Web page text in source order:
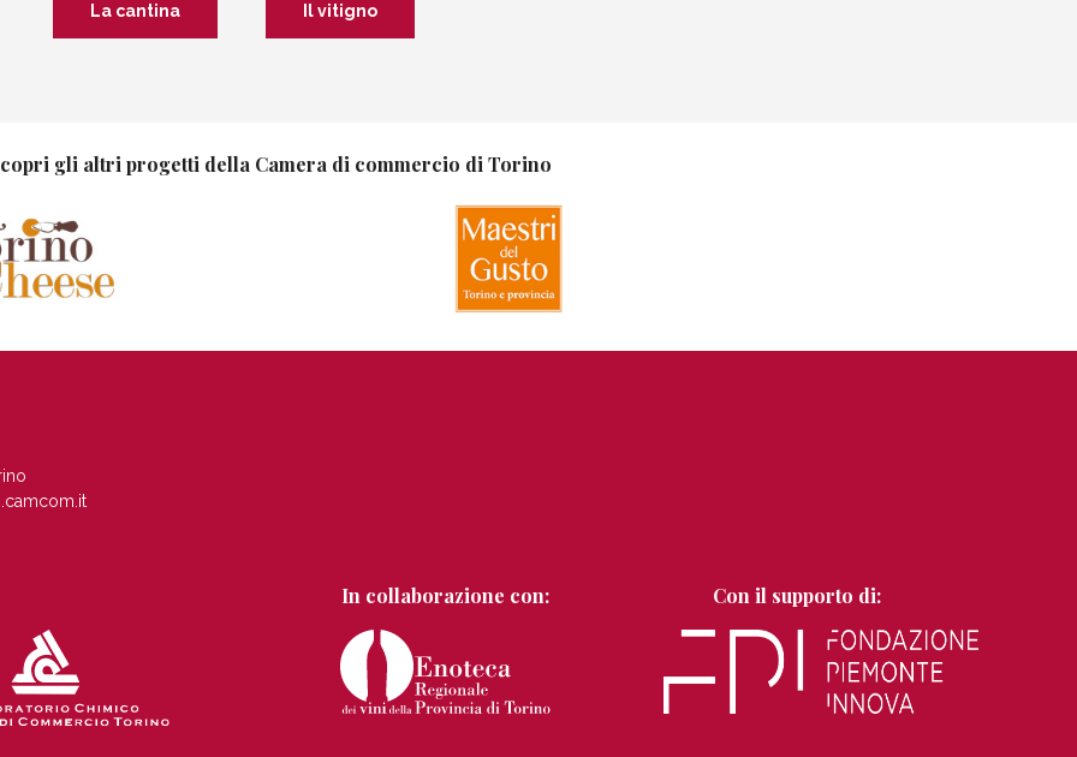
La cantina Il vitigno
gli altri progetti della Camera di commercio di Torino
In collaborazione con: Con il supporto di: